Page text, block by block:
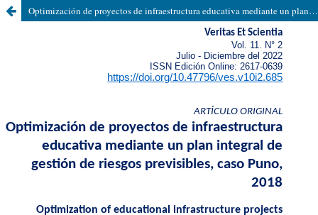
Optimización de proyectos de infraestructura educativa mediante un plan integral de gestión de riesgos previsibles, caso Puno, 2018